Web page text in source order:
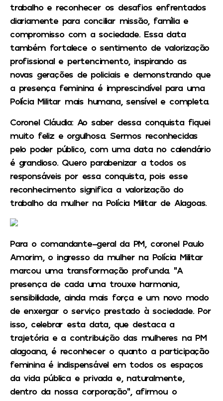
trabalho e reconhecer os desafios enfrentados
diariamente para conciliar missão, família e
compromisso com a sociedade. Essa data
também fortalece o sentimento de valorização
profissional e pertencimento, inspirando as
novas gerações de policiais e demonstrando que
a presença feminina é imprescindível para uma
Polícia Militar mais humana, sensível e completa.
Coronel Cláudia: Ao saber dessa conquista fiquei
muito feliz e orgulhosa. Sermos reconhecidas
pelo poder público, com uma data no calendário
é grandioso. Quero parabenizar a todos os
responsáveis por essa conquista, pois esse
reconhecimento significa a valorização do
trabalho da mulher na Polícia Militar de Alagoas.
Para o comandante-geral da PM, coronel Paulo
Amorim, o ingresso da mulher na Polícia Militar
marcou uma transformação profunda. “A
presença de cada uma trouxe harmonia,
sensibilidade, ainda mais força e um novo modo
de enxergar o serviço prestado à sociedade. Por
isso, celebrar esta data, que destaca a
trajetória e a contribuição das mulheres na PM
alagoana, é reconhecer o quanto a participação
feminina é indispensável em todos os espaços
da vida pública e privada e, naturalmente,
dentro da nossa corporação”, afirmou o